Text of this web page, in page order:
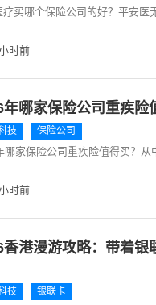
疗买哪个保险公司的好？平安医
时前
年哪家保险公司重疾险
技 保险公司
哪家保险公司重疾险值得买？
时前
香港漫游攻略：带着银
技 银联卡